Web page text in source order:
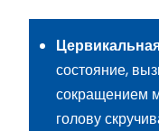
состояние,
сокращением
голову